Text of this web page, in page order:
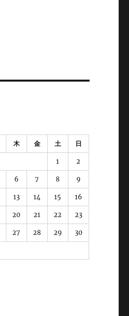
木 金 土 日
1 2
6 7 8 9
13 14 15 16
20 21 22 23
27 28 29 30